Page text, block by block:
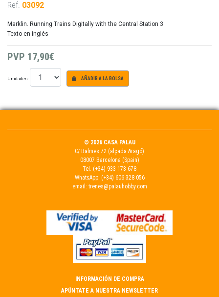
Ref. 03092
Marklin. Running Trains Digitally with the Central Station 3
Texto en inglés
PVP 17,90€
Unidades: AÑADIR A LA BOLSA
© 2026 CASA PALAU
C/ Balmes 72 (alçada Aragó)
08007 Barcelona (Spain)
Tel. (+34) 933 173 678
WhatsApp: (+34) 606 328 056
email: trenes@palauhobby.com
INFORMACIÓN DE COMPRA
APÚNTATE A NUESTRA NEWSLETTER